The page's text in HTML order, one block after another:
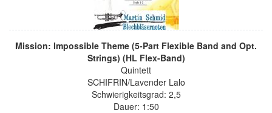
Mission: Impossible Theme (5-Part Flexible Band and Opt.
Strings) (HL Flex-Band)
Quintett
SCHIFRIN/Lavender Lalo
Schwierigkeitsgrad: 2,5
Dauer: 1:50